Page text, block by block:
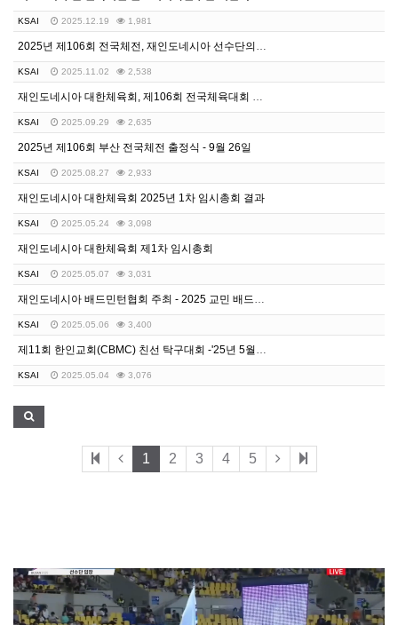
KSAI 2025.12.19 1,981
KSAI 2025.11.02 2,538
KSAI 2025.09.29 2,635
2025년 제106회 부산 전국체전 출정식 - 9월 26일
KSAI 2025.08.27 2,933
재인도네시아 대한체육회 2025년 1차 임시총회 결과
KSAI 2025.05.24 3,098
재인도네시아 대한체육회 제1차 임시총회
KSAI 2025.05.07 3,031
KSAI 2025.05.06 3,400
KSAI 2025.05.04 3,076
1 2 3 4 5